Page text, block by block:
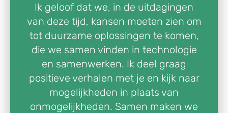
Ik geloof dat we, in de uitdagingen
van deze tijd, kansen moeten zien om
tot duurzame oplossingen te komen,
die we samen vinden in technologie
en samenwerken. Ik deel graag
positieve verhalen met je en kijk naar
mogelijkheden in plaats van
onmogelijkheden. Samen maken we